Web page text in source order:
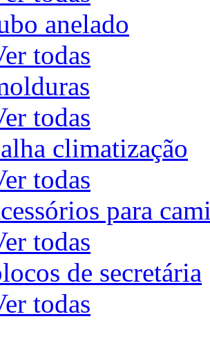
anelado
todas
todas
climatização
todas
para
todas
de secretária
todas